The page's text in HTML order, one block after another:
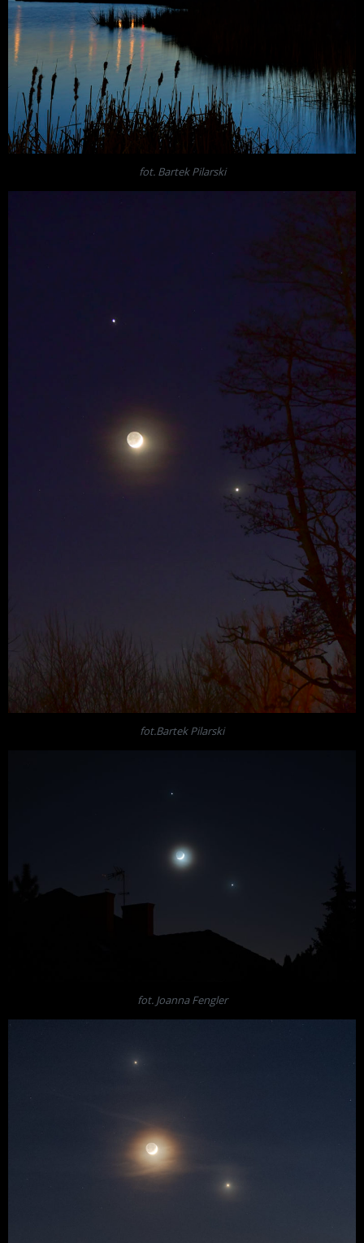
fot. Bartek Pilarski
fot.Bartek Pilarski
fot. Joanna Fengler